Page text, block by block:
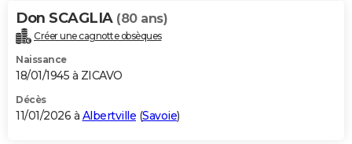
Don SCAGLIA (80 ans)
Créer une cagnotte obsèques
Naissance
18/01/1945 à ZICAVO
Décès
11/01/2026 à Albertville (Savoie)